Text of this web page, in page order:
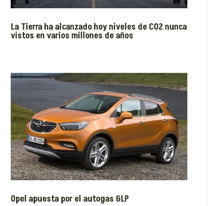
La Tierra ha alcanzado hoy niveles de CO2 nunca
vistos en varios millones de años
Opel apuesta por el autogas GLP